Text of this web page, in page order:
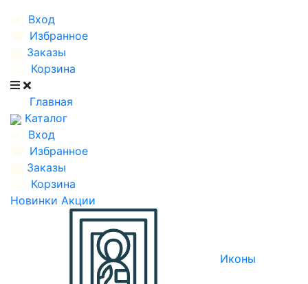
Вход
Избранное
Заказы
Корзина
Главная
Каталог
Вход
Избранное
Заказы
Корзина
Новинки Акции
Иконы